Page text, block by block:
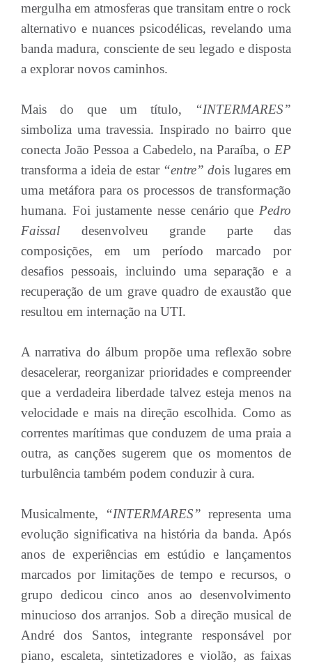
mergulha em atmosferas que transitam entre o rock
alternativo e nuances psicodélicas, revelando uma
banda madura, consciente de seu legado e disposta
a explorar novos caminhos.
Mais do que um título, “INTERMARES”
simboliza uma travessia. Inspirado no bairro que
conecta João Pessoa a Cabedelo, na Paraíba, o EP
transforma a ideia de estar “entre” dois lugares em
uma metáfora para os processos de transformação
humana. Foi justamente nesse cenário que Pedro
Faissal desenvolveu grande parte das
composições, em um período marcado por
desafios pessoais, incluindo uma separação e a
recuperação de um grave quadro de exaustão que
resultou em internação na UTI.
A narrativa do álbum propõe uma reflexão sobre
desacelerar, reorganizar prioridades e compreender
que a verdadeira liberdade talvez esteja menos na
velocidade e mais na direção escolhida. Como as
correntes marítimas que conduzem de uma praia a
outra, as canções sugerem que os momentos de
turbulência também podem conduzir à cura.
Musicalmente, “INTERMARES” representa uma
evolução significativa na história da banda. Após
anos de experiências em estúdio e lançamentos
marcados por limitações de tempo e recursos, o
grupo dedicou cinco anos ao desenvolvimento
minucioso dos arranjos. Sob a direção musical de
André dos Santos, integrante responsável por
piano, escaleta, sintetizadores e violão, as faixas